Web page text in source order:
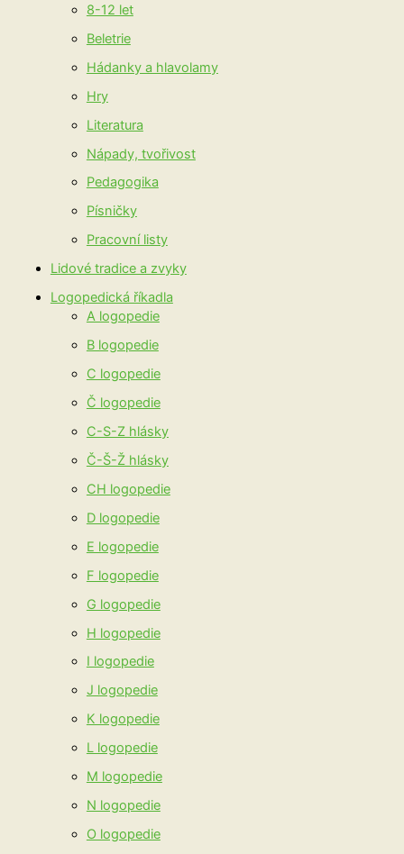
8-12 let
Beletrie
Hádanky a hlavolamy
Hry
Literatura
Nápady, tvořivost
Pedagogika
Písničky
Pracovní listy
Lidové tradice a zvyky
Logopedická říkadla
A logopedie
B logopedie
C logopedie
Č logopedie
C-S-Z hlásky
Č-Š-Ž hlásky
CH logopedie
D logopedie
E logopedie
F logopedie
G logopedie
H logopedie
I logopedie
J logopedie
K logopedie
L logopedie
M logopedie
N logopedie
O logopedie